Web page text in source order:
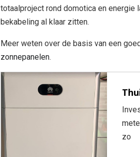
totaalproject rond domotica en energie
bekabeling al klaar zitten.
Meer weten over de basis van een
zonnepanelen.
zo